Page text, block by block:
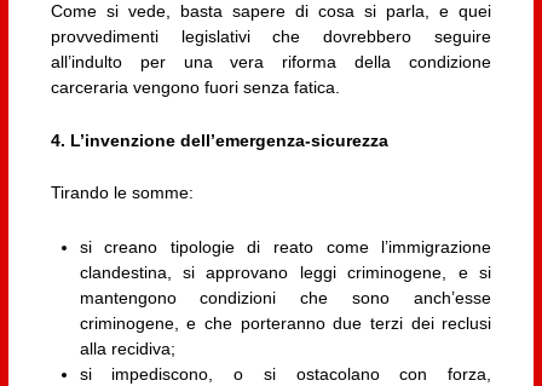
Come si vede, basta sapere di cosa si parla, e quei
provvedimenti legislativi che dovrebbero seguire
all’indulto per una vera riforma della condizione
carceraria vengono fuori senza fatica.
4. L’invenzione dell’emergenza-sicurezza
Tirando le somme:
si creano tipologie di reato come l’immigrazione
clandestina, si approvano leggi criminogene, e si
mantengono condizioni che sono anch’esse
criminogene, e che porteranno due terzi dei reclusi
alla recidiva;
si impediscono, o si ostacolano con forza,